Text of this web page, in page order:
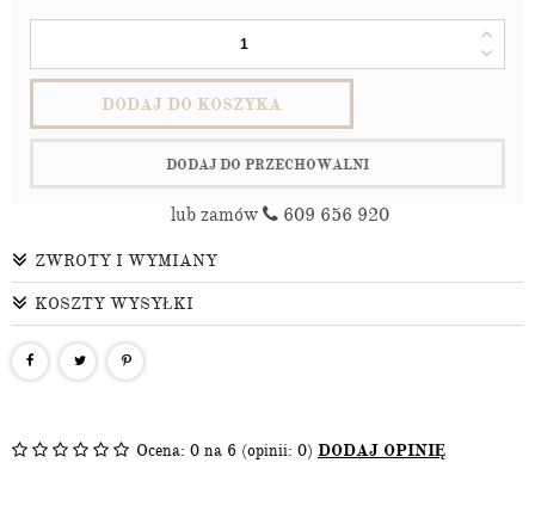
DODAJ DO KOSZYKA
DODAJ DO PRZECHOWALNI
lub zamów 609 656 920
ZWROTY I WYMIANY
KOSZTY WYSYŁKI
Ocena: 0 na 6 (opinii: 0) DODAJ OPINIĘ